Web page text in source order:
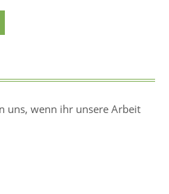
uns, wenn ihr unsere Arbeit